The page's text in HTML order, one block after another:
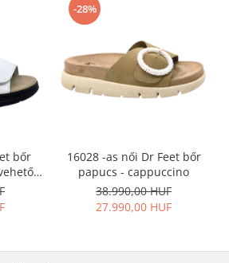
bőr
-28%
16028 -as női Dr Feet bőr
papucs - cappuccino
38.990,00 HUF
27.990,00 HUF